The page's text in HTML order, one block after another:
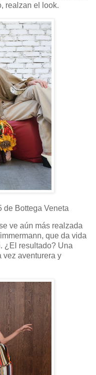
realzan el look.
de Bottega Veneta
ve aún más realzada
que da vida
¿El resultado? Una
vez aventurera y